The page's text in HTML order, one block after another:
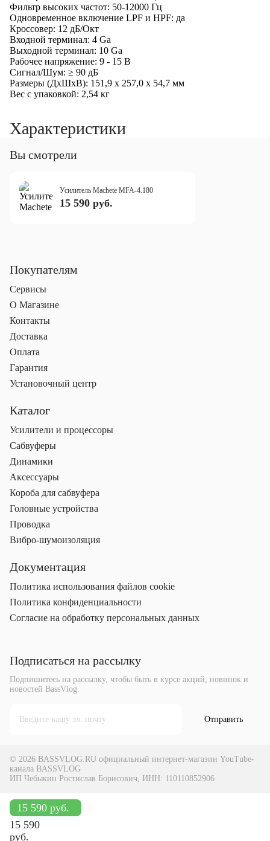
15 590 руб.
15 590
руб.
Фильтр высоких частот: 50-12000 Гц
Одновременное включение LPF и HPF: да
Кроссовер: 12 дБ/Окт
Входной терминал: 4 Ga
Выходной терминал: 10 Ga
Рабочее напряжение: 9 - 15 В
Сигнал/Шум: ≥ 90 дБ
Размеры (ДxШxВ): 151,9 x 257,0 x 54,7 мм
Вес с упаковкой: 2,54 кг
Характеристики
Вы смотрели
Усилитель Machete MFA-4.180
15 590 руб.
Покупателям
Сервисы
О Магазине
Контакты
Доставка
Оплата
Гарантия
Установочный центр
Каталог
Усилители и процессоры
Сабвуферы
Динамики
Аксессуары
Короба для сабвуфера
Головные устройства
Проводка
Вибро-шумоизоляция
Документация
Политика использования файлов cookie
Политика конфиденциальности
Согласие на обработку персональных данных
Подписаться на рассылку
Подпишитесь на рассылку, чтобы быть в курсе акций, новинок и
новостей BassVlog.
Отправить
© 2026 BASSVLOG.RU официальный интернет-магазин YouTube-
канала BASSVLOG
ИП Чебыкин Ростислав Борисович, ИНН: 110110852906